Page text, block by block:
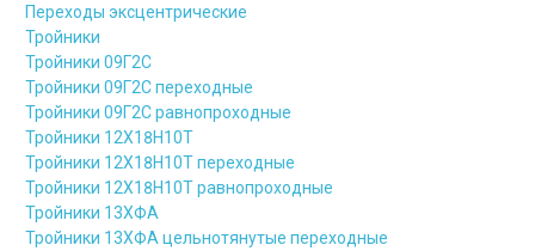
Переходы эксцентрические
Тройники
Тройники 09Г2С
Тройники 09Г2С переходные
Тройники 09Г2С равнопроходные
Тройники 12Х18Н10Т
Тройники 12Х18Н10Т переходные
Тройники 12Х18Н10Т равнопроходные
Тройники 13ХФА
Тройники 13ХФА цельнотянутые переходные